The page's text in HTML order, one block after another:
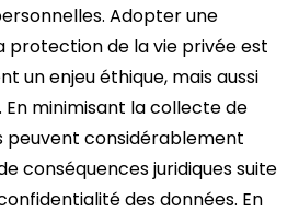
Adopter une
protection de la vie privée est
un enjeu éthique, mais aussi
En minimisant la collecte de
peuvent considérablement
conséquences juridiques suite
des données. En